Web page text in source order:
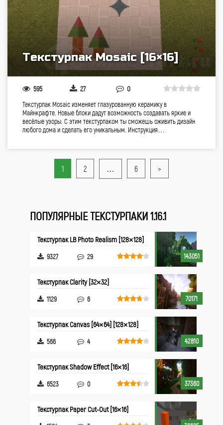
Текстурпак Mosaic [16×16]
595 27 0
Текстурпак Mosaic изменяет глазурованную керамику в
Майнкрафте. Новые блоки дадут возможность создавать яркие и
весёлые узоры. С этим текстурпаком ты сможешь оживить дизайн
любого дома и сделать его уникальным. Инструкция…
1 2 … 6 >
ПОПУЛЯРНЫЕ ТЕКСТУРПАКИ 1.16.1
143051
Текстурпак LB Photo Realism [128×128]
9327 29
70171
Текстурпак Clarity [32×32]
1129 6
42810
Текстурпак Canvas [64×64] [128×128]
566 4
37360
Текстурпак Shadow Effect [16×16]
6523 0
Текстурпак Paper Cut-Out [16×16]